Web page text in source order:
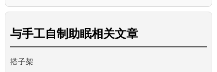
与手工自制助眠相关文章
搭子架